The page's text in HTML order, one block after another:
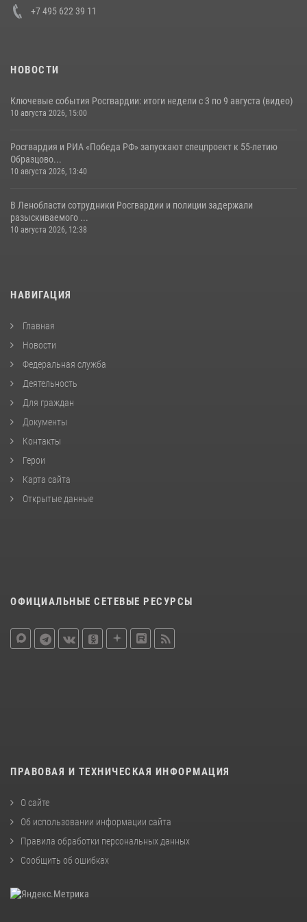
+7 495 622 39 11
НОВОСТИ
Ключевые события Росгвардии: итоги недели с 3 по 9 августа (видео)
10 августа 2026, 15:00
Росгвардия и РИА «Победа РФ» запускают спецпроект к 55-летию
Образцово...
10 августа 2026, 13:40
В Ленобласти сотрудники Росгвардии и полиции задержали
разыскиваемого ...
10 августа 2026, 12:38
НАВИГАЦИЯ
Главная
Новости
Федеральная служба
Деятельность
Для граждан
Документы
Контакты
Герои
Карта сайта
Открытые данные
ОФИЦИАЛЬНЫЕ СЕТЕВЫЕ РЕСУРСЫ
ПРАВОВАЯ И ТЕХНИЧЕСКАЯ ИНФОРМАЦИЯ
О сайте
Об использовании информации сайта
Правила обработки персональных данных
Сообщить об ошибках